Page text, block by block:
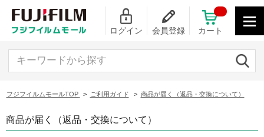
ログイン 会員登録
フジフイルムモールTOP > ご利用ガイド > 商品が届く（返品・交換について）
商品が届く（返品・交換について）